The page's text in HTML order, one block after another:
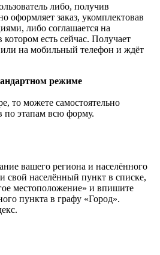
либо, получив
оформляет заказ, укомплектовав
либо соглашается на
есть сейчас. Получает
на мобильный телефон и ждёт
режиме
то можете самостоятельно
по этапам всю форму.
вашего региона и населённого
свой населённый пункт в списке,
местоположение» и впишите
пункта в графу «Город».